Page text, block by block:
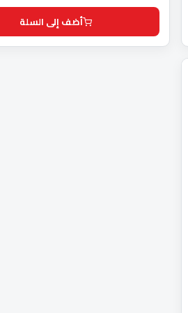
أضف إلى السلة